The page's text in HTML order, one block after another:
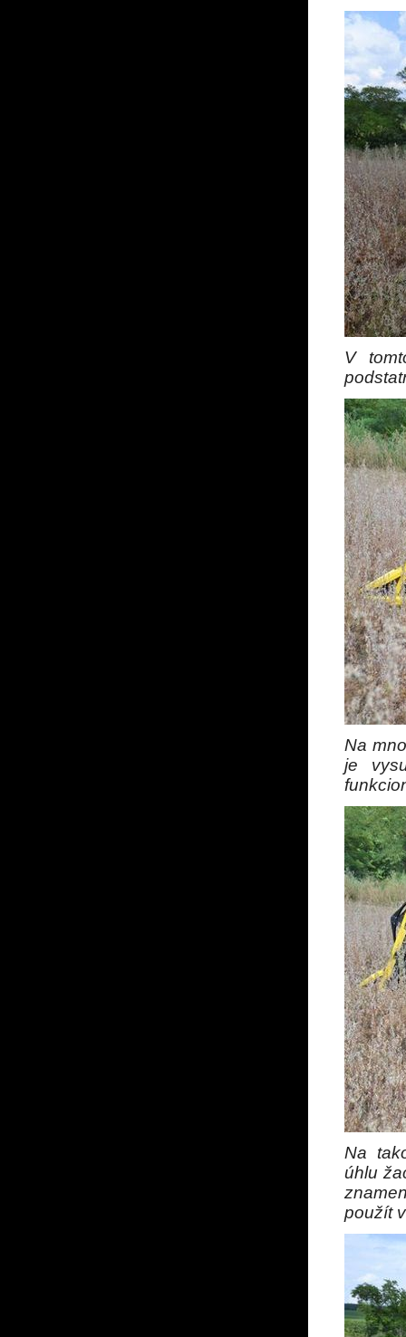
V
Na
je
Na
úhlu
použít